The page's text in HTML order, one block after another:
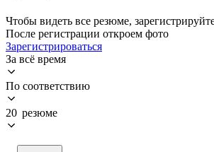
Чтобы видеть все резюме,
После регистрации откроем фото
Зарегистрироваться
За всё время
По соответствию
20 резюме